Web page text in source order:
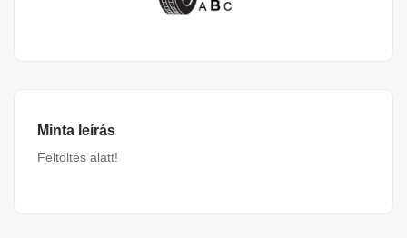
Minta leírás
Feltöltés alatt!